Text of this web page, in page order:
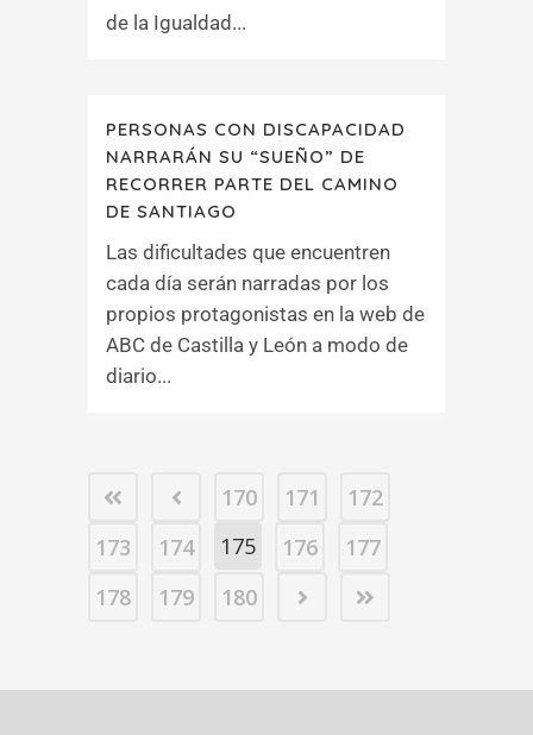
de la Igualdad...
PERSONAS CON DISCAPACIDAD
NARRARÁN SU “SUEÑO” DE
RECORRER PARTE DEL CAMINO
DE SANTIAGO
Las dificultades que encuentren
cada día serán narradas por los
propios protagonistas en la web de
ABC de Castilla y León a modo de
diario...
170 171
172
173
174 175 176
177
178
179 180